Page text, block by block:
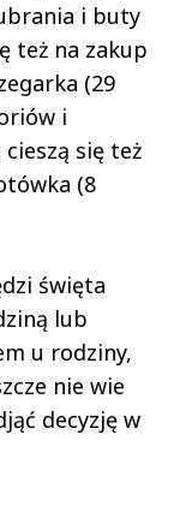
i buty
też na zakup
(29
i
się też
(8
święta
lub
u rodziny,
nie wie
decyzję w